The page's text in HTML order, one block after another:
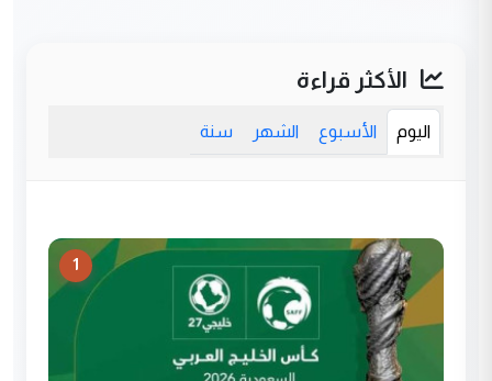
الأكثر قراءة
اليوم الأسبوع الشهر سنة
1